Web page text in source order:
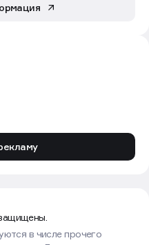
в числе прочего